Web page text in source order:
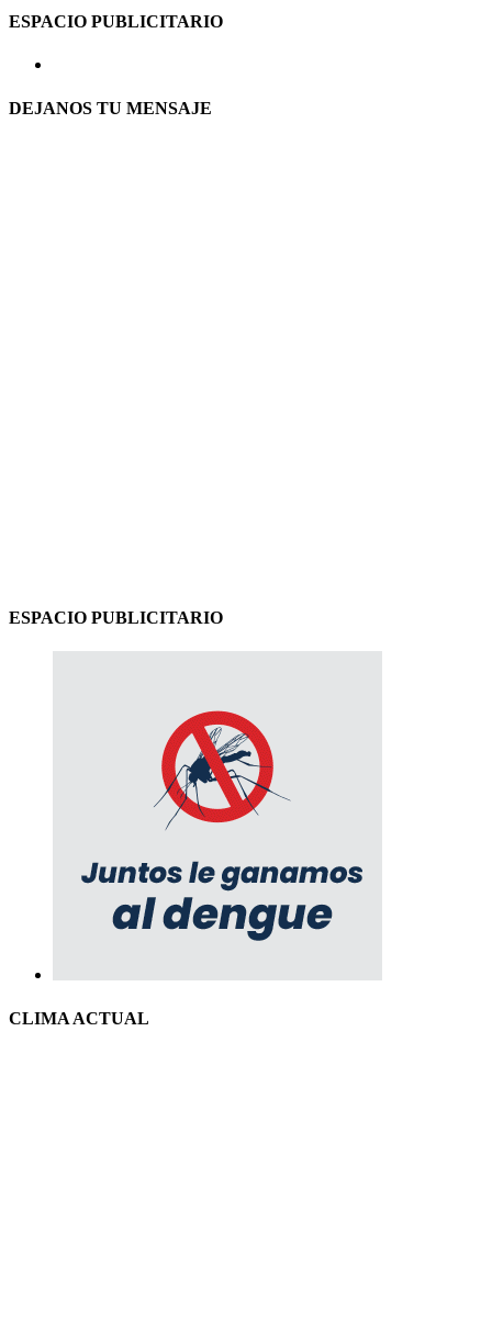
ESPACIO PUBLICITARIO
DEJANOS TU MENSAJE
ESPACIO PUBLICITARIO
CLIMA ACTUAL